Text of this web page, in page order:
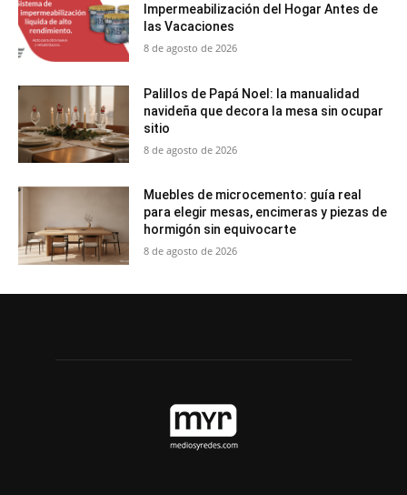
Impermeabilización del Hogar Antes de
las Vacaciones
8 de agosto de 2026
Palillos de Papá Noel: la manualidad
navideña que decora la mesa sin ocupar
sitio
8 de agosto de 2026
Muebles de microcemento: guía real
para elegir mesas, encimeras y piezas de
hormigón sin equivocarte
8 de agosto de 2026